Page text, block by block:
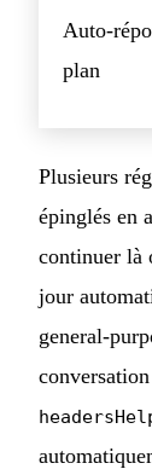
Auto-
plan
Plusieurs
épinglés en
continuer là
jour
general-